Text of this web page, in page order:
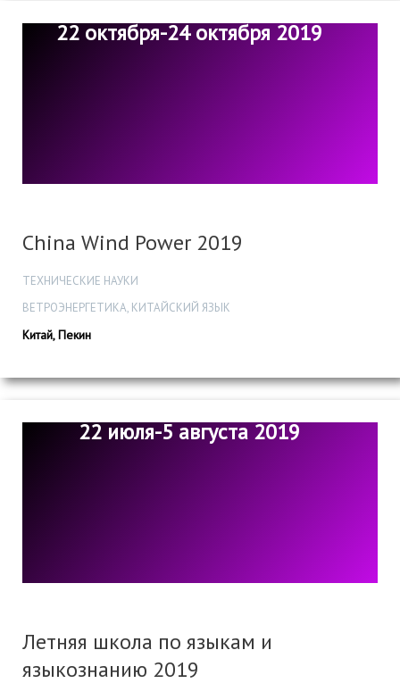
22 октября-24 октября 2019
China Wind Power 2019
ТЕХНИЧЕСКИЕ НАУКИ
ВЕТРОЭНЕРГЕТИКА, КИТАЙСКИЙ ЯЗЫК
Китай, Пекин
22 июля-5 августа 2019
Летняя школа по языкам и
языкознанию 2019